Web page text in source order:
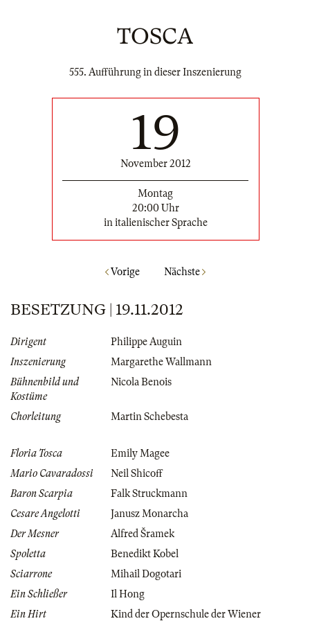
TOSCA
555. Aufführung in dieser Inszenierung
19
November 2012
Montag
20:00 Uhr
in italienischer Sprache
Vorige Nächste
BESETZUNG | 19.11.2012
Dirigent
Philippe Auguin
Inszenierung
Margarethe Wallmann
Bühnenbild und
Kostüme
Nicola Benois
Chorleitung Martin Schebesta
Floria Tosca
Emily Magee
Mario Cavaradossi
Neil Shicoff
Baron Scarpia
Falk Struckmann
Cesare Angelotti
Janusz Monarcha
Der Mesner
Alfred Šramek
Spoletta
Benedikt Kobel
Sciarrone
Mihail Dogotari
Ein Schließer
Il Hong
Ein Hirt
Kind der Opernschule der Wiener